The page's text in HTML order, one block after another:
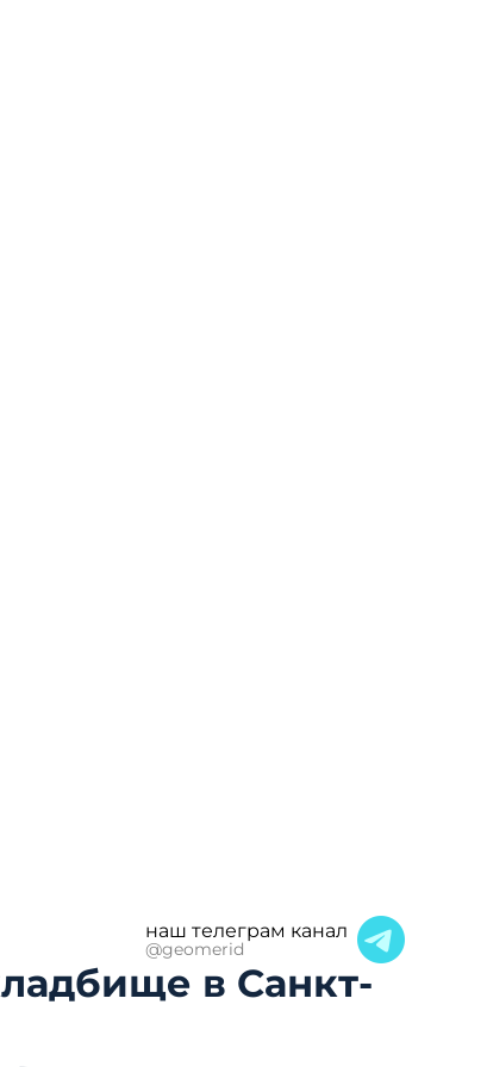
наш телеграм канал
@geomerid
в Санкт-